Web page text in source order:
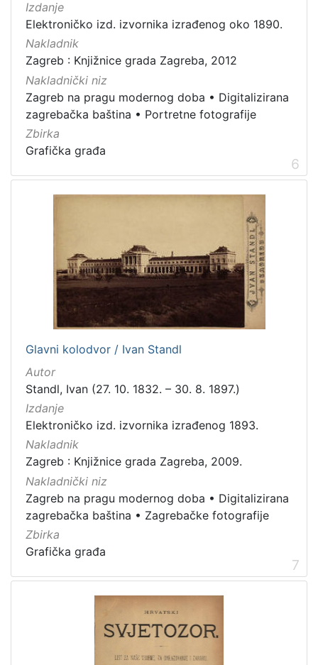
Izdanje
Elektroničko izd. izvornika izrađenog oko 1890.
Nakladnik
Zagreb : Knjižnice grada Zagreba, 2012
Nakladnički niz
Zagreb na pragu modernog doba • Digitalizirana
zagrebačka baština • Portretne fotografije
Zbirka
Grafička građa
6
Glavni kolodvor / Ivan Standl
Autor
Standl, Ivan (27. 10. 1832. – 30. 8. 1897.)
Izdanje
Elektroničko izd. izvornika izrađenog 1893.
Nakladnik
Zagreb : Knjižnice grada Zagreba, 2009.
Nakladnički niz
Zagreb na pragu modernog doba • Digitalizirana
zagrebačka baština • Zagrebačke fotografije
Zbirka
Grafička građa
7